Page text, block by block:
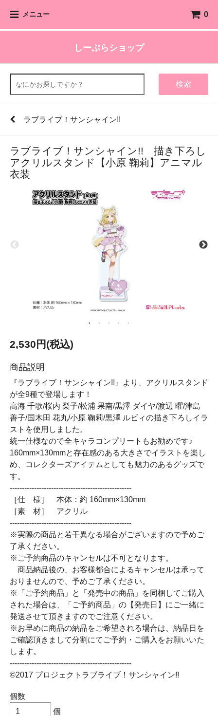
メニュー 0
しーぷらショップ
検索
ラブライブ！サンシャイン!!
ラブライブ！サンシャイン!! 描き下ろし
アクリルスタンド【小原 鞠莉】アニマル
衣装
2,530円(税込)
商品説明
『ラブライブ！サンシャイン!!』より、アクリルスタンド
が全9種で登場します！
高海 千歌/桜内 梨子/松浦 果南/黒澤 ダイヤ/渡辺 曜/津島
善子/国木田 花丸/小原 鞠莉/黒澤 ルビィの描き下ろしイラ
ストを使用しました。
統一仕様なので全キャラコンプリートもお勧めです♪
160mm×130mmと存在感のある大きさでイラストを楽し
め、コレクターズアイテムとしても魅力のあるグッズで
す。
--------------------------------------------------
［仕 様］ 本体：約 160mm×130mm
［素 材］ アクリル
--------------------------------------------------
※実際の商品と若干異なる場合がございますので予めご
了承ください。
※ご予約商品のキャンセルは不可となります。
商品納品後の、お客様都合によるキャンセルは承って
おりませんので、予めご了承ください。
※「ご予約商品」と「発売中の商品」を同梱してご購入
された場合は、「ご予約商品」の【発売日】にご一緒に
発送させて頂きますのでご注意ください。
※お早めに商品の納品をご希望される場合は、納品日を
ご確認頂きまして分割にてご予約・ご購入をお願いいた
します。
--------------------------------------------------
©2017 プロジェクトラブライブ！サンシャイン!!
個数
個